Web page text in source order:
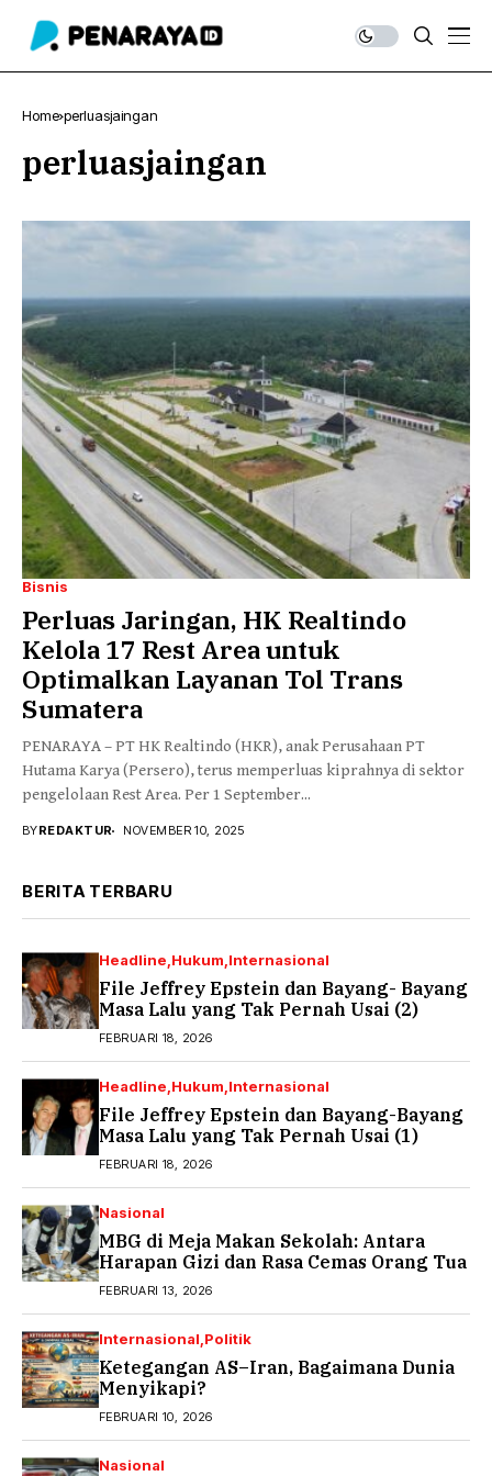
Home perluasjaingan
perluasjaingan
Bisnis
Perluas Jaringan, HK Realtindo
Kelola 17 Rest Area untuk
Optimalkan Layanan Tol Trans
Sumatera
PENARAYA – PT HK Realtindo (HKR), anak Perusahaan PT
Hutama Karya (Persero), terus memperluas kiprahnya di sektor
pengelolaan Rest Area. Per 1 September...
BYREDAKTUR NOVEMBER 10, 2025
BERITA TERBARU
Headline Hukum Internasional
File Jeffrey Epstein dan Bayang- Bayang
Masa Lalu yang Tak Pernah Usai (2)
FEBRUARI 18, 2026
Headline Hukum Internasional
File Jeffrey Epstein dan Bayang-Bayang
Masa Lalu yang Tak Pernah Usai (1)
FEBRUARI 18, 2026
Nasional
MBG di Meja Makan Sekolah: Antara
Harapan Gizi dan Rasa Cemas Orang Tua
FEBRUARI 13, 2026
Internasional Politik
Ketegangan AS–Iran, Bagaimana Dunia
Menyikapi?
FEBRUARI 10, 2026
Nasional